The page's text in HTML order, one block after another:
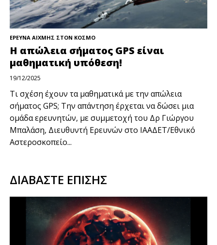
ΕΡΕΥΝΑ ΑΙΧΜΗΣ ΣΤΟΝ ΚΟΣΜΟ
Η απώλεια σήματος GPS είναι
μαθηματική υπόθεση!
19/12/2025
Τι σχέση έχουν τα μαθηματικά με την απώλεια
σήματος GPS; Την απάντηση έρχεται να δώσει μια
ομάδα ερευνητών, με συμμετοχή του Δρ Γιώργου
Μπαλάση, Διευθυντή Ερευνών στο ΙΑΑΔΕΤ/Εθνικό
Αστεροσκοπείο...
ΔΙΑΒΑΣΤΕ ΕΠΙΣΗΣ